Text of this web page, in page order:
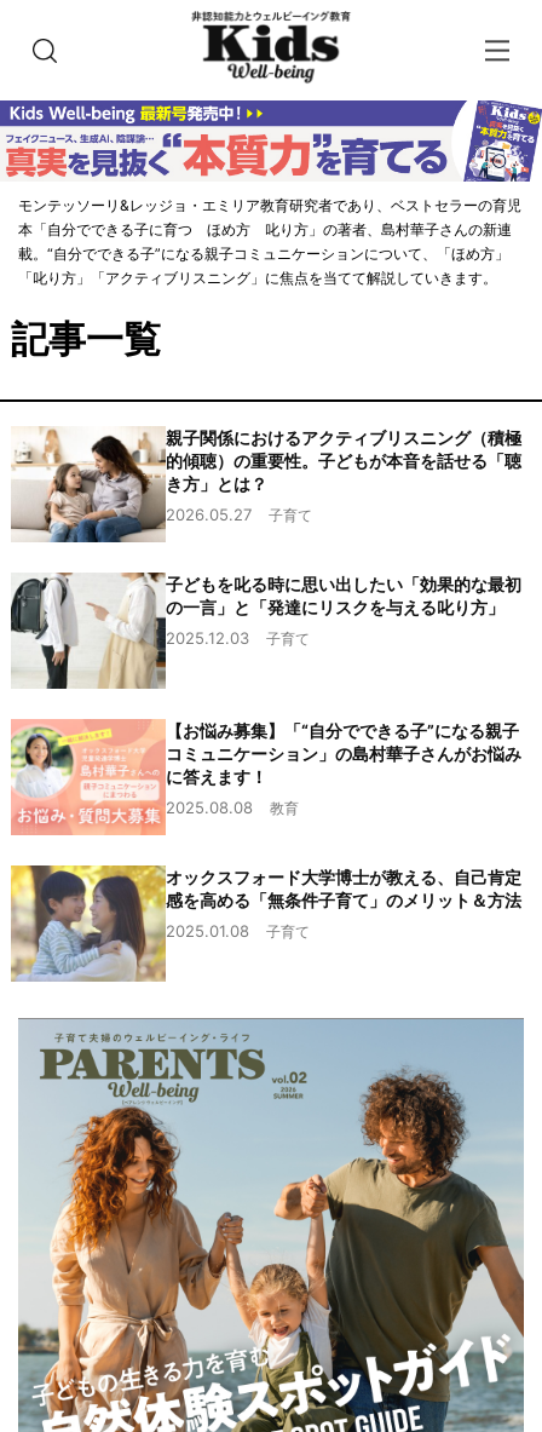
モンテッソーリ&レッジョ・エミリア教育研究者であり、ベストセラーの育児
本「自分でできる子に育つ ほめ方 叱り方」の著者、島村華子さんの新連
載。“自分でできる子”になる親子コミュニケーションについて、「ほめ方」
「叱り方」「アクティブリスニング」に焦点を当てて解説していきます。
記事一覧
親子関係におけるアクティブリスニング（積極
的傾聴）の重要性。子どもが本音を話せる「聴
き方」とは？
2026.05.27 子育て
子どもを叱る時に思い出したい「効果的な最初
の一言」と「発達にリスクを与える叱り方」
2025.12.03 子育て
【お悩み募集】「“自分でできる子”になる親子
コミュニケーション」の島村華子さんがお悩み
に答えます！
2025.08.08 教育
オックスフォード大学博士が教える、自己肯定
感を高める「無条件子育て」のメリット＆方法
2025.01.08 子育て